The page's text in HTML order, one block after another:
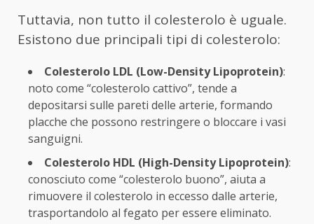
Tuttavia, non tutto il colesterolo è uguale.
Esistono due principali tipi di colesterolo:
Colesterolo LDL (Low-Density Lipoprotein):
noto come “colesterolo cattivo”, tende a
depositarsi sulle pareti delle arterie, formando
placche che possono restringere o bloccare i vasi
sanguigni.
Colesterolo HDL (High-Density Lipoprotein):
conosciuto come “colesterolo buono”, aiuta a
rimuovere il colesterolo in eccesso dalle arterie,
trasportandolo al fegato per essere eliminato.